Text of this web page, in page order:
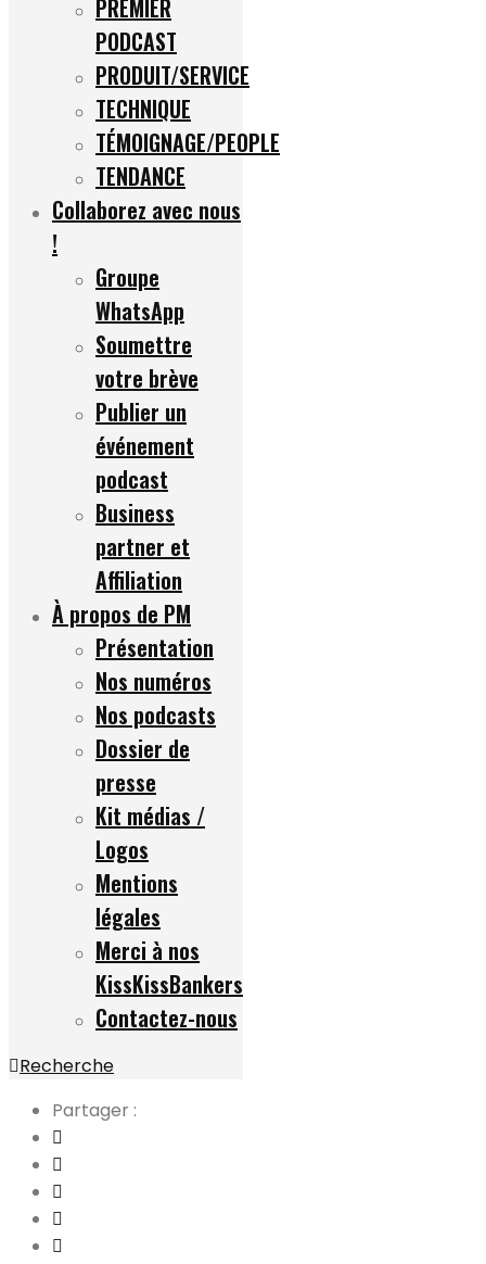
PREMIER
PODCAST
PRODUIT/SERVICE
TECHNIQUE
TÉMOIGNAGE/PEOPLE
TENDANCE
Collaborez avec nous
!
Groupe
WhatsApp
Soumettre
votre brève
Publier un
événement
podcast
Business
partner et
Affiliation
À propos de PM
Présentation
Nos numéros
Nos podcasts
Dossier de
presse
Kit médias /
Logos
Mentions
légales
Merci à nos
KissKissBankers
Contactez-nous
Recherche
Partager :